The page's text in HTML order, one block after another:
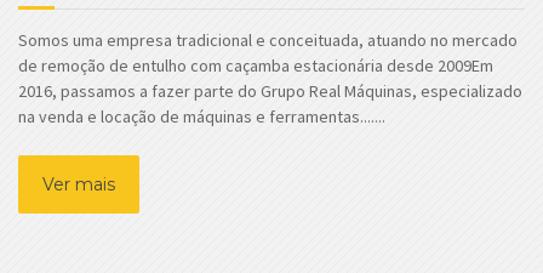
Somos uma empresa tradicional e conceituada, atuando no mercado
de remoção de entulho com caçamba estacionária desde 2009Em
2016, passamos a fazer parte do Grupo Real Máquinas, especializado
na venda e locação de máquinas e ferramentas.......
Ver mais